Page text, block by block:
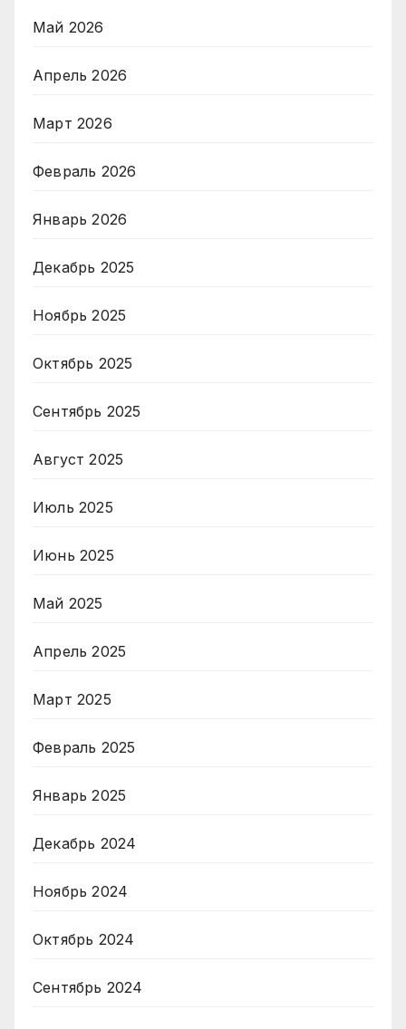
Май 2026
Апрель 2026
Март 2026
Февраль 2026
Январь 2026
Декабрь 2025
Ноябрь 2025
Октябрь 2025
Сентябрь 2025
Август 2025
Июль 2025
Июнь 2025
Май 2025
Апрель 2025
Март 2025
Февраль 2025
Январь 2025
Декабрь 2024
Ноябрь 2024
Октябрь 2024
Сентябрь 2024